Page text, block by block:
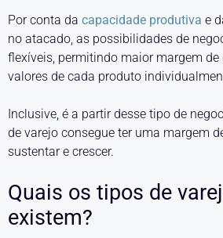
Por conta da capacidade produtiva e
no atacado, as possibilidades de
flexíveis, permitindo maior margem de
valores de cada produto
Inclusive, é a partir desse tipo de
de varejo consegue ter uma margem
sustentar e crescer.
Quais os tipos de
existem?